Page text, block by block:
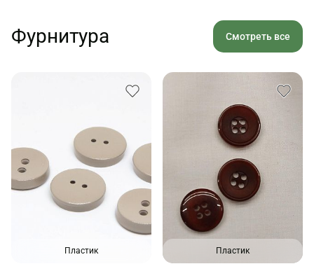
Фурнитура Смотреть все
Пластик Пластик